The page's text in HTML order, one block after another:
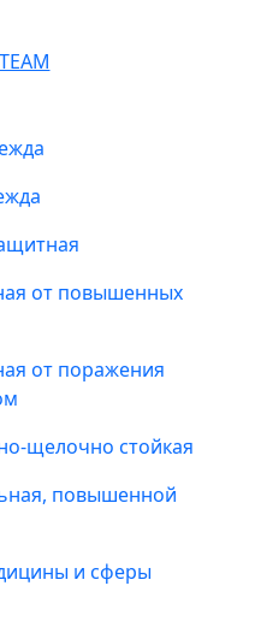
от повышенных
от поражения
щелочно стойкая
повышенной
и сферы